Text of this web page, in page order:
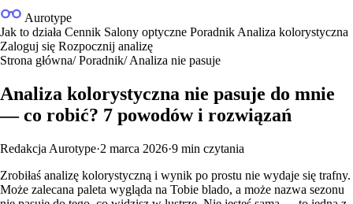
Aurotype
Jak to działa Cennik Salony optyczne Poradnik Analiza kolorystyczna
Zaloguj się Rozpocznij analizę
Strona główna/ Poradnik/ Analiza nie pasuje
Analiza kolorystyczna nie pasuje do mnie
— co robić? 7 powodów i rozwiązań
Redakcja Aurotype·2 marca 2026·9 min czytania
Zrobiłaś analizę kolorystyczną i wynik po prostu nie wydaje się trafny.
Może zalecana paleta wygląda na Tobie blado, a może nazwa sezonu